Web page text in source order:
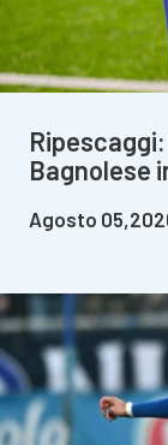
Bagnolese
Agosto